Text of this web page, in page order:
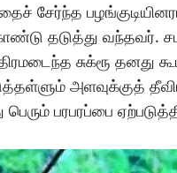
சேர்ந்த
தடுத்து
சுக்ரூ தனது
அளவுக்குத்
பெரும் பரபரப்பை